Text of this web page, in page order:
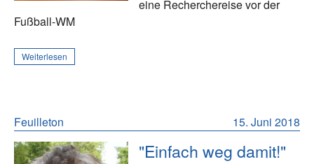
eine Recherchereise vor der
Fußball-WM
Weiterlesen
15. Juni 2018
Feuilleton
"Einfach weg damit!"